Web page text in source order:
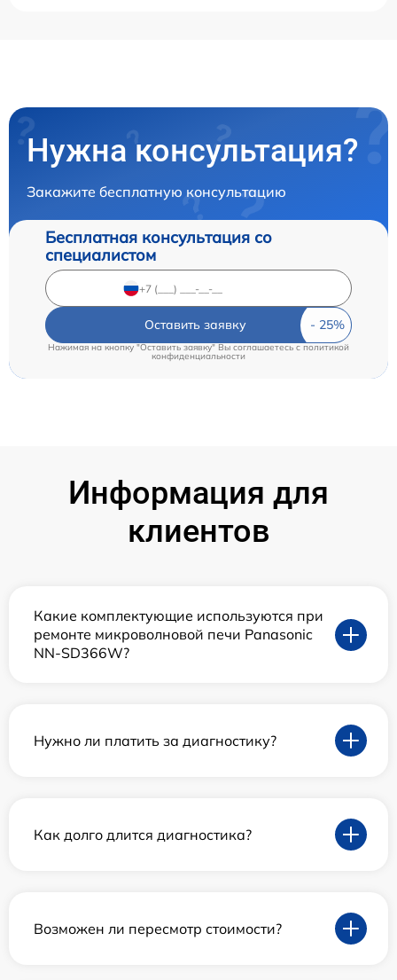
Нужна консультация?
Закажите бесплатную консультацию
Бесплатная консультация со
специалистом
Оставить заявку
Нажимая на кнопку "Оставить заявку" Вы соглашаетесь cполитикой
конфиденциальности
Информация для
клиентов
Какие комплектующие используются при
ремонте микроволновой печи Panasonic
NN-SD366W?
Нужно ли платить за диагностику?
Как долго длится диагностика?
Возможен ли пересмотр стоимости?